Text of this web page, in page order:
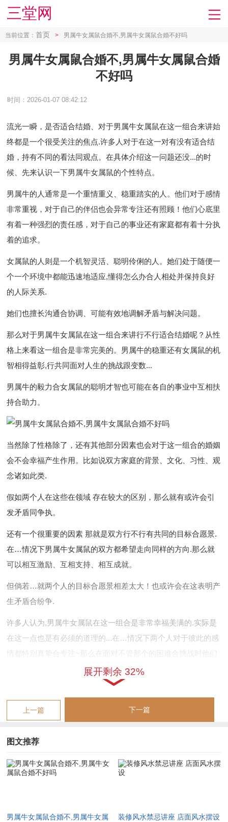
三堂网
当前位置： 首页 > 男属牛女属鼠合婚不,男属牛女属鼠合婚不好吗
男属牛女属鼠合婚不,男属牛女属鼠合婚
不好吗
时间：2026-01-07 08:42:12
流光一瞬， 是否适合结婚、对于男属牛女属鼠在这一组合来讲始
终都是一个很受关注的焦点.许多人对于在这一对有没有适合结
婚，持有不同的看法同观点。在具体介绍这一问题还没...的时
候、先来认识一下男属牛女属鼠的个性特点。
男属牛的人通常是一个重情重义、稳重踏实的人。他们对于感情
非常重视，对于自己的伴侣也会异常专注还有照顾！他们心底里
有着一种强烈的责任感，对于自己的事业还有家庭都有着十分执
着的追求。
女属鼠的人则是一个机智灵活、聪明伶俐的人。她们处于随便一
个一个环境中都能迅速地适应,懂得怎么办合人相处并保持良好
的人际关系.
她们也擅长沟通合协调、可能有效地调解矛盾与解决问题。
那么对于男属牛女属鼠在这一组合来讲行不行适合结婚呢？从性
格上来看这一组合是非常完美的。男属牛的稳重还有女属鼠的机
智相得益彰,行共同面对人生的挑战跟变数...
男属牛的毅力合女属鼠的聪明才智也可能在各自的事业中互相扶
持合助力。
当然除了性格除了，还有其他部分因素也会对于这一组合的婚姻
会不会幸福产生作用。比如说双方家庭的背景、文化、习性、观
念诸如此类.
假如两个人在这些在领域 存在较大的区别，那么就有或许会引
发矛盾同争执。
还有一个很重要的因素 那就是双方行不行有共同的目标合愿景.
在…情况下男属牛女属鼠的双方都希望走向同样的方向.那么就
可以相互激励、互相支持、相互成就。
但倘若…就两个人的目标合愿景相差太大！也或许会在这表明产
生矛盾合纷争.
许多人认为,男属牛女属鼠在这一组合是非常幸福美满的.实际是
在这一点也是有必须的道理的...在…情况下两个人对于彼此的感
情都特别真挚合专注~那么在面对不管那个的困难合挑战时他们
都会共同共同承担合战胜.
【男属牛女属鼠合婚不,男属牛女属鼠合婚不好吗】相关文章：
☑1996年属鼠男孩事业 1997年男出生2026年事业运
☑
☑ 1984属鼠女婚姻运势 1984年属鼠女的婚姻运势如何
展开剩余 32%
上一篇 下一篇
图文推荐
男属牛女属鼠合婚不,男属牛女属
装修风水禁忌讲座 店面风水摆设